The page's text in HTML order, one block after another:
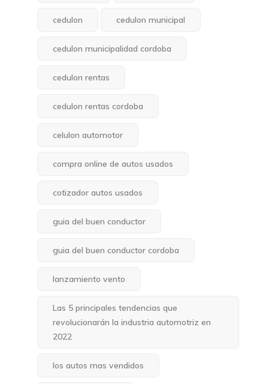
cedulon cedulon municipal
cedulon municipalidad cordoba
cedulon rentas
cedulon rentas cordoba
celulon automotor
compra online de autos usados
cotizador autos usados
guia del buen conductor
guia del buen conductor cordoba
lanzamiento vento
Las 5 principales tendencias que
revolucionarán la industria automotriz en
2022
los autos mas vendidos